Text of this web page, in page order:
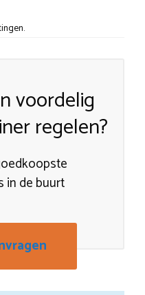
voordelig
regelen?
in de buurt